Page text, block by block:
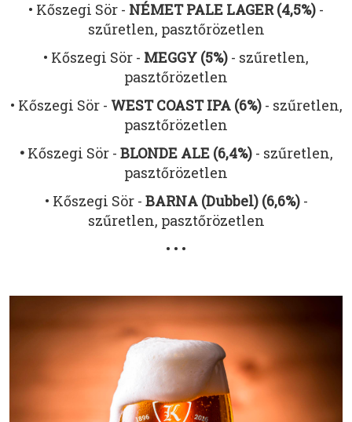
• Kőszegi Sör - NÉMET PALE LAGER (4,5%) -
szűretlen, pasztőrözetlen
• Kőszegi Sör - MEGGY (5%) - szűretlen,
pasztőrözetlen
• Kőszegi Sör - WEST COAST IPA (6%)- szűretlen,
pasztőrözetlen
• Kőszegi Sör - BLONDE ALE (6,4%) - szűretlen,
pasztőrözetlen
• Kőszegi Sör - BARNA (Dubbel) (6,6%) -
szűretlen, pasztőrözetlen
• • •